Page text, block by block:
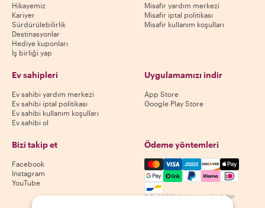
Hikayemiz
Kariyer
Sürdürülebilirlik
Destinasyonlar
Hediye kuponları
İş birliği yap
Misafir yardım merkezi
Misafir iptal politikası
Misafir kullanım koşulları
Ev sahipleri
Ev sahibi yardım merkezi
Ev sahibi iptal politikası
Ev sahibi kullanım koşulları
Ev sahibi ol
Uygulamamızı indir
App Store
Google Play Store
Bizi takip et
Facebook
Instagram
YouTube
Ödeme yöntemleri
Mastercard, Visa, Amex,
Kullanılabilirlik destinasyona göre değişir